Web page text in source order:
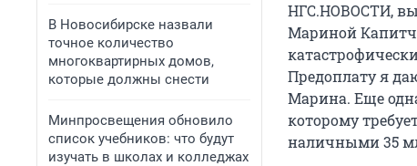
В Новосибирске назвали
точное количество
многоквартирных домов,
которые должны снести
Минпросвещения обновило
список учебников: что будут
изучать в школах и колледжах
НГС.НОВОСТИ,
Мариной
Предоплату я
Марина. Еще
которому
наличными 35